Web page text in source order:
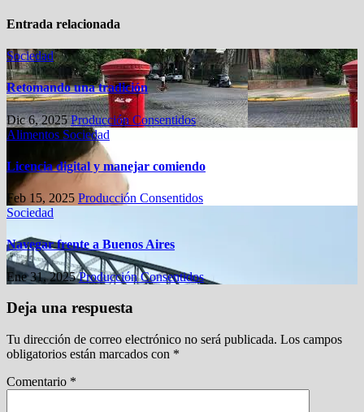
Entrada relacionada
Sociedad
Retomando una tradición
Dic 6, 2025 Producción Consentidos
Alimentos Sociedad
Licencia digital y manejar comiendo
Feb 15, 2025 Producción Consentidos
Sociedad
Navegar frente a Buenos Aires
Ene 31, 2025 Producción Consentidos
Deja una respuesta
Tu dirección de correo electrónico no será publicada. Los campos
obligatorios están marcados con *
Comentario *